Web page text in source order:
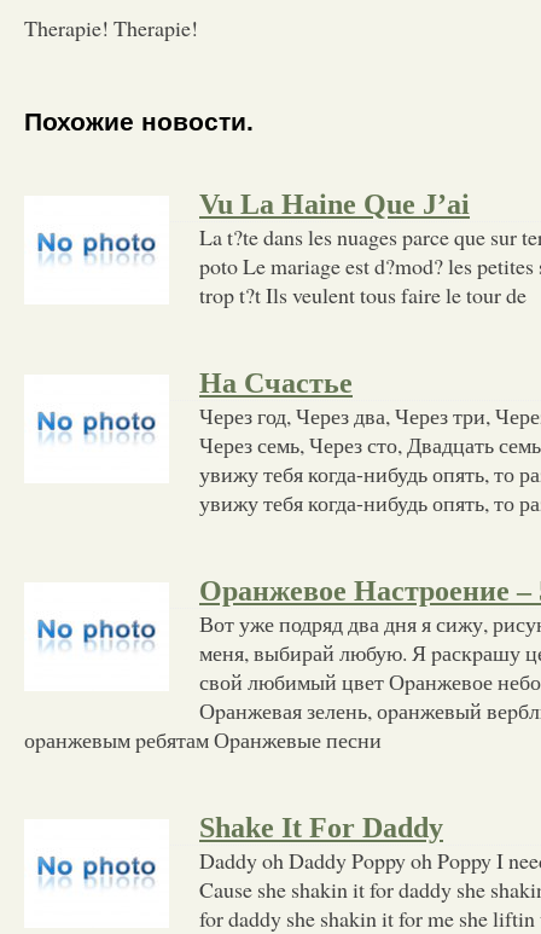
Therapie! Therapie!
Похожие новости.
Vu La Haine Que J’ai
La t?te dans les nuages parce que sur
poto Le mariage est d?mod? les
trop t?t Ils veulent tous faire le tour de
На Счастье
Через год, Через два, Через три,
Через семь, Через сто, Двадцать
увижу тебя когда-нибудь опять, то
увижу тебя когда-нибудь опять, то
Оранжевое Настроение –
Вот уже подряд два дня я сижу,
меня, выбирай любую. Я pаскpашу
свой любимый цвет Оpанжевое
Оpанжевая зелень, оpанжевый
оpанжевым pебятам Оpанжевые песни
Shake It For Daddy
Daddy oh Daddy Poppy oh Poppy I
Cause she shakin it for daddy she
for daddy she shakin it for me she liftin